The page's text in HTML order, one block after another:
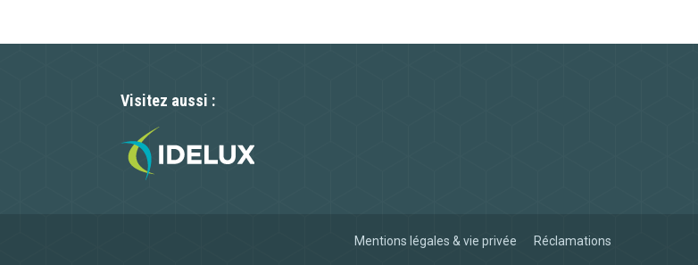
Visitez aussi :
Mentions légales & vie privée Réclamations